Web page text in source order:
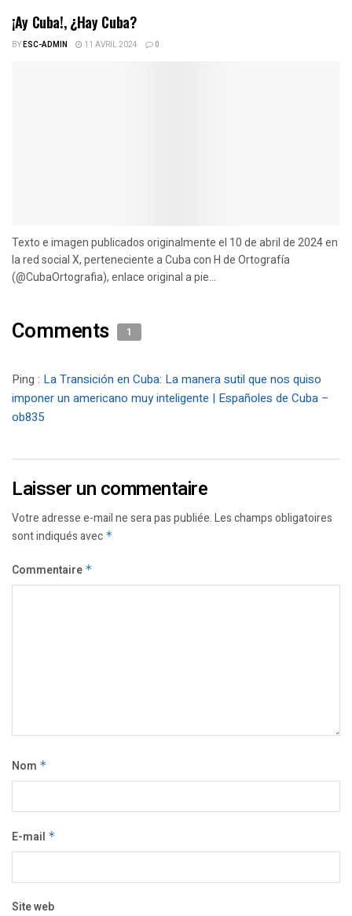
¡Ay Cuba!, ¿Hay Cuba?
BYESC-ADMIN 11 AVRIL 2024 0
Texto e imagen publicados originalmente el 10 de abril de 2024 en
la red social X, perteneciente a Cuba con H de Ortografía
(@CubaOrtografia), enlace original a pie...
Comments 1
Ping : La Transición en Cuba: La manera sutil que nos quiso
imponer un americano muy inteligente | Españoles de Cuba –
ob835
Laisser un commentaire
Votre adresse e-mail ne sera pas publiée.Les champs obligatoires
sont indiqués avec *
Commentaire *
Nom *
E-mail *
Site web